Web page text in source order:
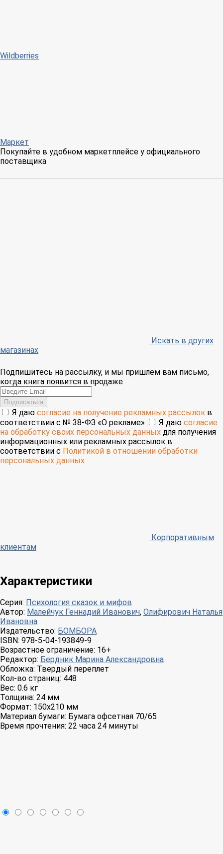
Wildberries
Маркет
Покупайте в удобном маркетплейсе у официального
поставщика
Искать в других
магазинах
Подпишитесь на рассылку, и мы пришлем вам письмо,
когда книга появится в продаже
Email
Подписаться
Я даю согласие на получение рекламных рассылок в
соответствии с № 38-ФЗ «О рекламе»
Я даю согласие
на обработку своих персональных данных для получения
информационных или рекламных рассылок в
соответствии с Политикой в отношении обработки
персональных данных
Корпоративным
клиентам
Характеристики
Серия: Психология сказок и мифов
Автор: Малейчук Геннадий Иванович, Олифирович Наталья
Ивановна
Издательство: БОМБОРА
ISBN: 978-5-04-193849-9
Возрастное ограничение: 16+
Редактор: Бердник Марина Александровна
Обложка: Твердый переплет
Кол-во страниц: 448
Вес: 0.6 кг
Толщина: 24 мм
Формат: 150x210 мм
Материал бумаги: Бумага офсетная 70/65
Время прочтения: 22 часа 24 минуты